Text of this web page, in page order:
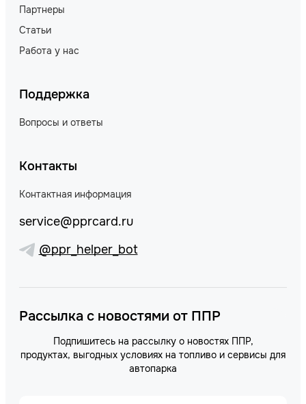
Партнеры
Статьи
Работа у нас
Поддержка
Вопросы и ответы
Контакты
Контактная информация
service@pprcard.ru
@ppr_helper_bot
Рассылка с новостями от ППР
Подпишитесь на рассылку о новостях ППР,
продуктах, выгодных условиях на топливо и сервисы для
автопарка